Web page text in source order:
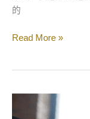
的
Read More »
發
文